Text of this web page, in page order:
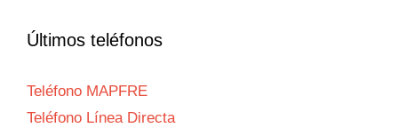
Últimos teléfonos
Teléfono MAPFRE
Teléfono Línea Directa